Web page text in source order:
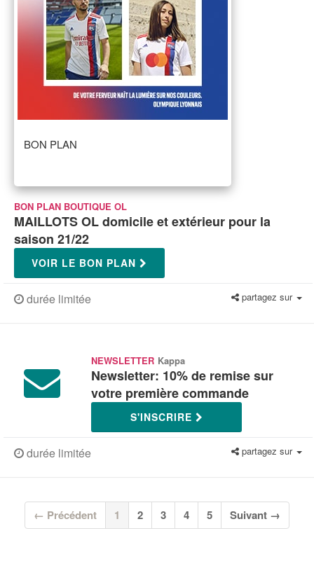
BON PLAN
BON PLAN BOUTIQUE OL
MAILLOTS OL domicile et extérieur pour la
saison 21/22
VOIR LE BON PLAN
durée limitée partagez sur
NEWSLETTER Kappa
Newsletter: 10% de remise sur
votre première commande
S'INSCRIRE
durée limitée partagez sur
← Précédent 1 (current)
2 3 4 5 Suivant →